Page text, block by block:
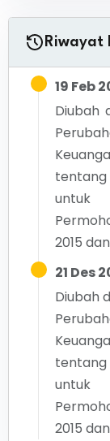
Riwayat
19 Feb
Diubah
untuk
2015
21 Des
Diubah
untuk
2015